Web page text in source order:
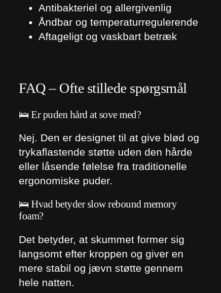
Antibakteriel og allergivenlig
Åndbar og temperaturregulerende
Aftageligt og vaskbart betræk
FAQ – Ofte stillede spørgsmål
🛌 Er puden hård at sove med?
Nej. Den er designet til at give blød og
trykaflastende støtte uden den hårde
eller låsende følelse fra traditionelle
ergonomiske puder.
🛌 Hvad betyder slow rebound memory
foam?
Det betyder, at skummet former sig
langsomt efter kroppen og giver en
mere stabil og jævn støtte gennem
hele natten.